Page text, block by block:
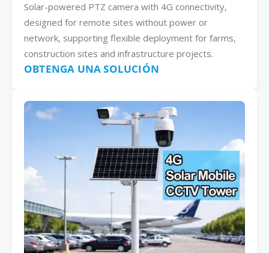
Solar-powered PTZ camera with 4G connectivity,
designed for remote sites without power or
network, supporting flexible deployment for farms,
construction sites and infrastructure projects.
OBTENGA UNA SOLUCIÓN